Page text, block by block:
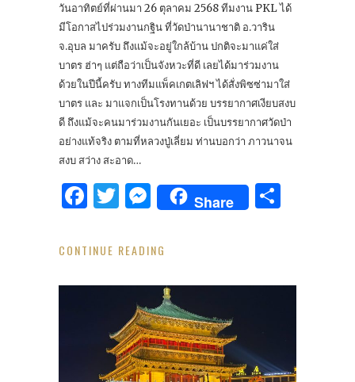
วันอาทิตย์ที่ผ่านมา 26 ตุลาคม 2568 ทีมงาน PKL ได้
มีโอกาสไปร่วมงานกฐิน ที่วัดป่านานาชาติ อ.วาริน
จ.อุบล มาครับ ถึงแม้จะอยู่ใกล้บ้าน ปกติจะมาแค่ใส่
บาตร ฮ่าๆ แต่ถือว่าเป็นจังหวะที่ดี เลยได้มาร่วมงาน
ด้วยในปีนี้ครับ ทางทีมแพ็คเกตเลิฟฯ ได้สั่งพิซซ่ามาใส่
บาตร และ มาแจกเป็นโรงทานด้วย บรรยากาศเงียบสงบ
ดี ถึงแม้จะคนมาร่วมงานกันเยอะ เป็นบรรยากาศวัดป่า
อย่างแท้จริง ตามที่หลวงปู่เลี่ยม ท่านบอกว่า ภาวนาจน
สงบ สว่าง สะอาด…
Facebook
Twitter
Messenger
Share
CONTINUE READING